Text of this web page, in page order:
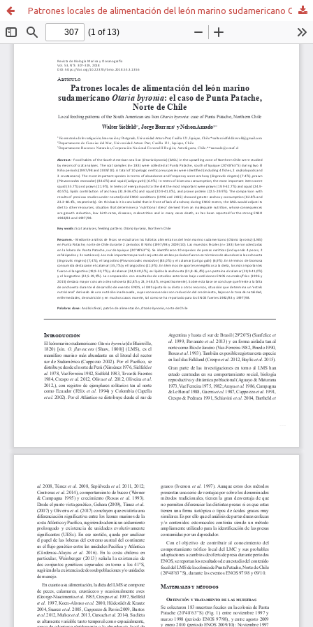
Patrones locales de alimentación del león marino sudamericano Otaria byronia: el caso de Punta Patache, Norte de Chile